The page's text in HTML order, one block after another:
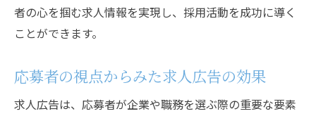
者の心を掴む求人情報を実現し、採用活動を成功に導く
ことができます。
応募者の視点からみた求人広告の効果
求人広告は、応募者が企業や職務を選ぶ際の重要な要素